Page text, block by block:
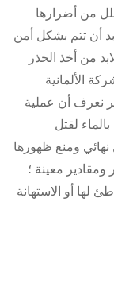
أضرارها
تتم بشكل أمن
أخذ الحذر
أن عملية
لقتل
ومنع ظهورها
معينة ؛
أو الاستهانة